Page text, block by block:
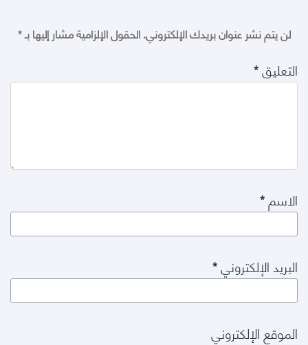
لن يتم نشر عنوان بريدك الإلكتروني.الحقول الإلزامية مشار إليها بـ*
التعليق*
الاسم*
البريد الإلكتروني*
الموقع الإلكتروني